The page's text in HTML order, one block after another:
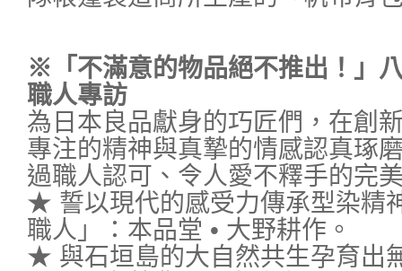
※「不滿意的物品絕不推出！」
職人專訪
為日本良品獻身的巧匠們，在創
專注的精神與真摯的情感認真琢
過職人認可、令人愛不釋手的完
★ 誓以現代的感受力傳承型染精
職人」：本品堂 • 大野耕作。
★ 與石垣島的大自然共生孕育出